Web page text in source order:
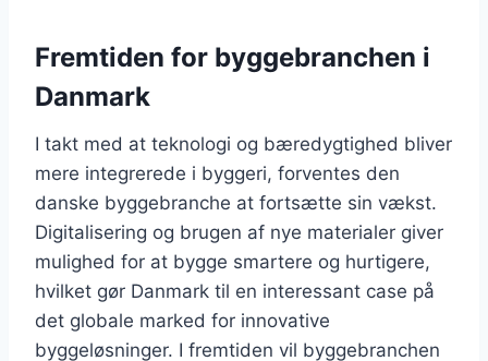
Fremtiden for byggebranchen i
Danmark
I takt med at teknologi og bæredygtighed bliver
mere integrerede i byggeri, forventes den
danske byggebranche at fortsætte sin vækst.
Digitalisering og brugen af nye materialer giver
mulighed for at bygge smartere og hurtigere,
hvilket gør Danmark til en interessant case på
det globale marked for innovative
byggeløsninger. I fremtiden vil byggebranchen